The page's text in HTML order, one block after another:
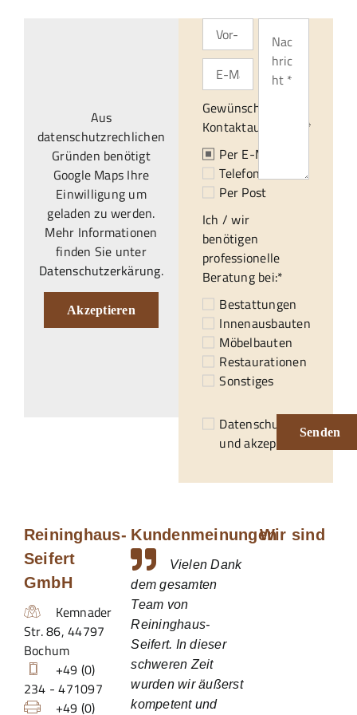
Aus
datenschutzrechlichen
Gründen benötigt
Google Maps Ihre
Einwilligung um
geladen zu werden.
Mehr Informationen
finden Sie unter
Datenschutzerkärung.
Akzeptieren
Gewünschte
Kontaktaufnahme:*
Per E-Mail
Telefonisch
Per Post
Ich / wir
benötigen
professionelle
Beratung bei:*
Bestattungen
Innenausbauten
Möbelbauten
Restaurationen
Sonstiges
Datenschutzerklärung
und akzeptiert.*
Senden
Reininghaus-
Seifert
GmbH
Kemnader
Str. 86,44797
Bochum
+49 (0)
234 - 471097
+49 (0)
Kundenmeinungen
Vielen Dank
dem gesamten
Team von
Reininghaus-
Seifert. In dieser
schweren Zeit
wurden wir äußerst
kompetent und
Wir sind